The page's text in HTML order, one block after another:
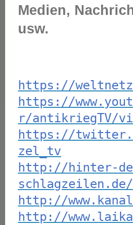
Medien,
usw.
https://
https://
r/antikriegTV/
https://
zel_tv
http://hinter-
schlagzeilen.de/
http://
http://